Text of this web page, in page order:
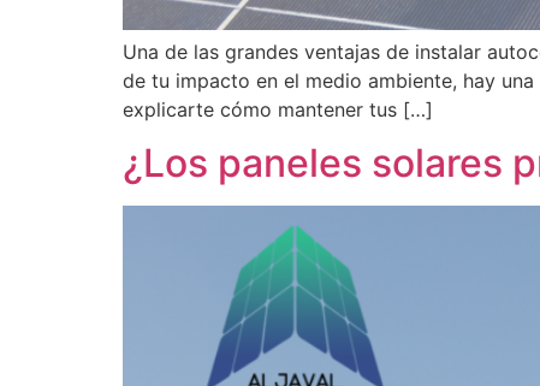
Una de las grandes ventajas de instalar
de tu impacto en el medio ambiente, hay
explicarte cómo mantener tus […]
¿Los paneles solares